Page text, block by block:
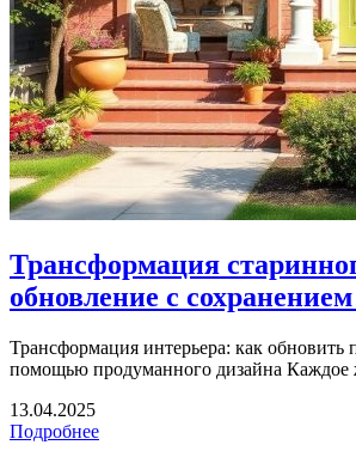
Трансформация
обновление с
Трансформация интерьера: как обновить
помощью продуманного дизайна Каждое
13.04.2025
Подробнее